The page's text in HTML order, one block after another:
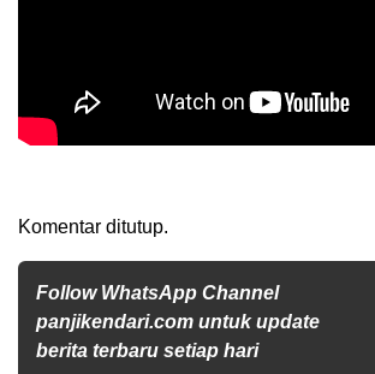
Komentar ditutup.
Follow WhatsApp Channel
panjikendari.com untuk update
berita terbaru setiap hari